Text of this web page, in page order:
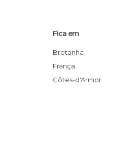
Fica em
Bretanha
França
Côtes-d'Armor